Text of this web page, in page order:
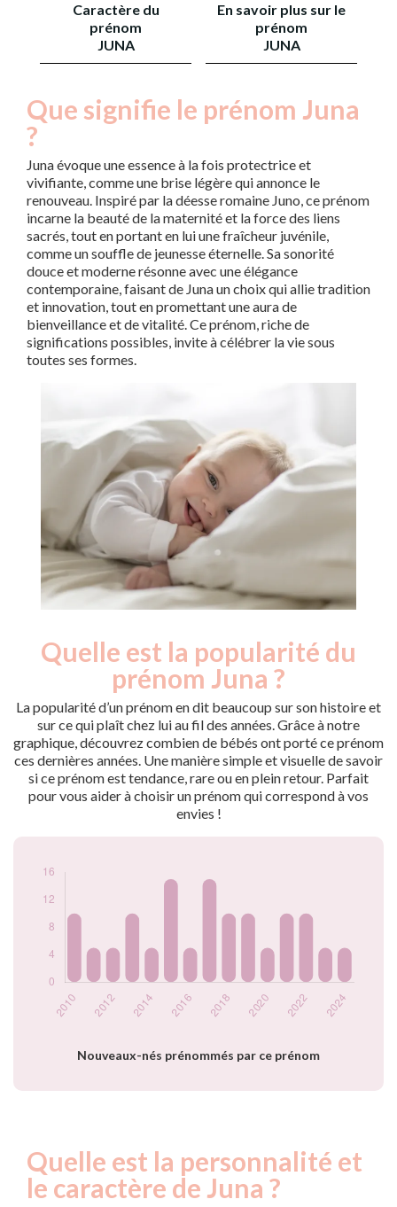
Caractère du
prénom
JUNA
En savoir plus sur le
prénom
JUNA
Que signifie le prénom Juna
?
Juna évoque une essence à la fois protectrice et
vivifiante, comme une brise légère qui annonce le
renouveau. Inspiré par la déesse romaine Juno, ce prénom
incarne la beauté de la maternité et la force des liens
sacrés, tout en portant en lui une fraîcheur juvénile,
comme un souffle de jeunesse éternelle. Sa sonorité
douce et moderne résonne avec une élégance
contemporaine, faisant de Juna un choix qui allie tradition
et innovation, tout en promettant une aura de
bienveillance et de vitalité. Ce prénom, riche de
significations possibles, invite à célébrer la vie sous
toutes ses formes.
Quelle est la popularité du
prénom Juna ?
La popularité d’un prénom en dit beaucoup sur son histoire et
sur ce qui plaît chez lui au fil des années. Grâce à notre
graphique, découvrez combien de bébés ont porté ce prénom
ces dernières années. Une manière simple et visuelle de savoir
si ce prénom est tendance, rare ou en plein retour. Parfait
pour vous aider à choisir un prénom qui correspond à vos
envies !
Nouveaux-nés prénommés par ce prénom
Popularité du
Année
Nouveaux-
nés
2010
10
2011
5
2012
5
2013
10
2014
5
2015
15
2019
2020
10
Quelle est la personnalité et
le caractère de Juna ?